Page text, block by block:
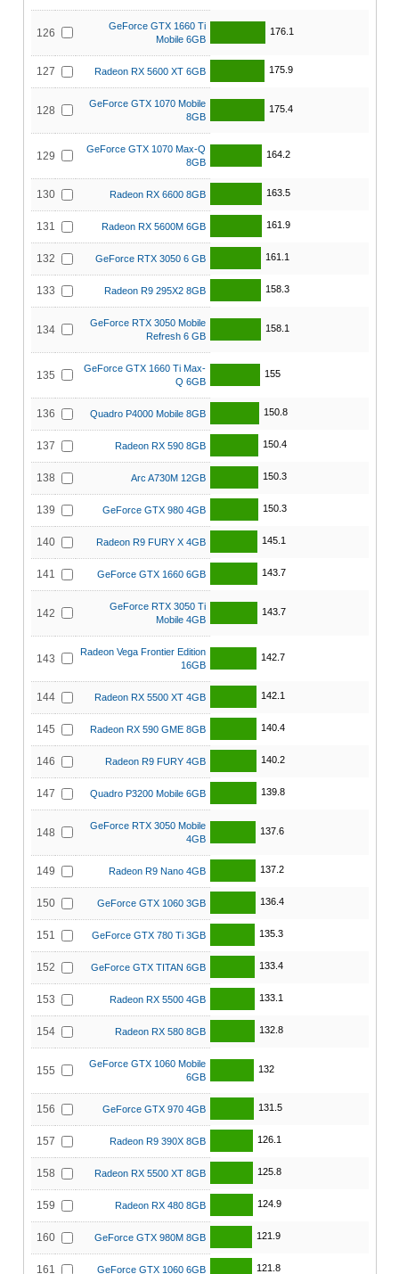
126
GeForce GTX 1660 Ti
Mobile 6GB
176.1
127 Radeon RX 5600 XT 6GB 175.9
128
GeForce GTX 1070 Mobile
8GB
175.4
129
GeForce GTX 1070 Max-Q
8GB
164.2
130 Radeon RX 6600 8GB 163.5
131 Radeon RX 5600M 6GB 161.9
132 GeForce RTX 3050 6 GB 161.1
133 Radeon R9 295X2 8GB 158.3
134
GeForce RTX 3050 Mobile
Refresh 6 GB
158.1
135
GeForce GTX 1660 Ti Max-
Q 6GB
155
136 Quadro P4000 Mobile 8GB 150.8
137 Radeon RX 590 8GB 150.4
138 Arc A730M 12GB 150.3
139 GeForce GTX 980 4GB 150.3
140 Radeon R9 FURY X 4GB 145.1
141 GeForce GTX 1660 6GB 143.7
142
GeForce RTX 3050 Ti
Mobile 4GB
143.7
143
Radeon Vega Frontier Edition
16GB
142.7
144 Radeon RX 5500 XT 4GB 142.1
145 Radeon RX 590 GME 8GB 140.4
146 Radeon R9 FURY 4GB 140.2
147 Quadro P3200 Mobile 6GB 139.8
148
GeForce RTX 3050 Mobile
4GB
137.6
149 Radeon R9 Nano 4GB 137.2
150 GeForce GTX 1060 3GB 136.4
151 GeForce GTX 780 Ti 3GB 135.3
152 GeForce GTX TITAN 6GB 133.4
153 Radeon RX 5500 4GB 133.1
154 Radeon RX 580 8GB 132.8
155
GeForce GTX 1060 Mobile
6GB
132
156 GeForce GTX 970 4GB 131.5
157 Radeon R9 390X 8GB 126.1
158 Radeon RX 5500 XT 8GB 125.8
159 Radeon RX 480 8GB 124.9
160 GeForce GTX 980M 8GB 121.9
161 GeForce GTX 1060 6GB 121.8